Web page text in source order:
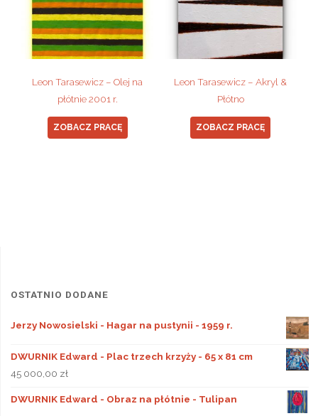
Leon Tarasewicz – Olej na
płótnie 2001 r.
ZOBACZ PRACĘ
Leon Tarasewicz – Akryl &
Płótno
ZOBACZ PRACĘ
OSTATNIO DODANE
Jerzy Nowosielski - Hagar na pustynii - 1959 r.
DWURNIK Edward - Plac trzech krzyży - 65 x 81 cm
45 000,00 zł
DWURNIK Edward - Obraz na płótnie - Tulipan